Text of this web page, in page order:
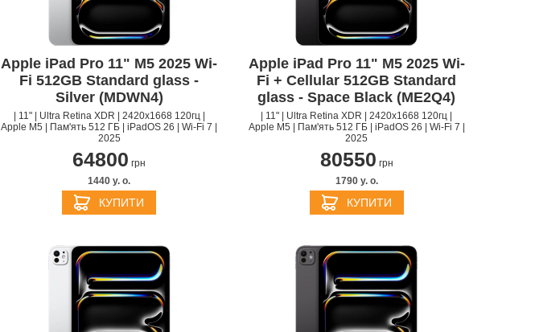
APPLE IPHONE 14 PLUS APPLE IPHONE 14
Apple iPad Pro 11" M5 2025 Wi-
Fi 512GB Standard glass -
Silver (MDWN4)
| 11" | Ultra Retina XDR | 2420x1668 120гц |
Apple M5 | Пам'ять 512 ГБ | iPadOS 26 | Wi-Fi 7 |
2025
64800 грн
1440 y. о.
КУПИТИ
Apple iPad Pro 11" M5 2025 Wi-
Fi + Cellular 512GB Standard
glass - Space Black (ME2Q4)
| 11" | Ultra Retina XDR | 2420x1668 120гц |
Apple M5 | Пам'ять 512 ГБ | iPadOS 26 | Wi-Fi 7 |
2025
80550 грн
1790 y. о.
КУПИТИ